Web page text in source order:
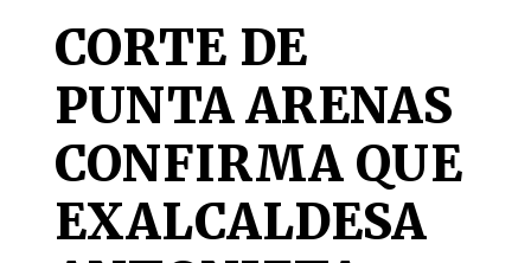
CORTE DE
PUNTA ARENAS
CONFIRMA QUE
EXALCALDESA